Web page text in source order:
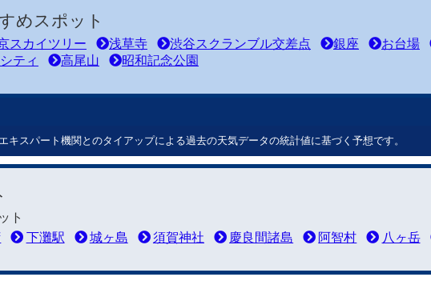
めスポット
スカイツリー 浅草寺 渋谷スクランブル交差点 銀座 お台場
ティ
高尾山 昭和記念公園
キスパート機関とのタイアップによる過去の天気データの統計値に基づく予想です。
ト
下灘駅 城ヶ島 須賀神社 慶良間諸島 阿智村 八ヶ岳